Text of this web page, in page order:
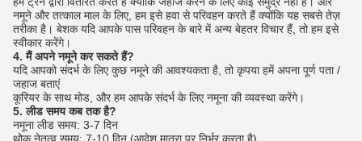
नमूने और तत्काल माल के लिए, हम इसे हवा से परिवहन करते हैं क्योंकि यह सबसे तेज़
तरीका है। बेशक यदि आपके पास परिवहन के बारे में अन्य बेहतर विचार हैं, तो हम इसे
स्वीकार करेंगे।
4. मैं अपने नमूने कर सकते हैं?
यदि आपको संदर्भ के लिए कुछ नमूने की आवश्यकता है, तो कृपया हमें अपना पूर्ण पता /
जहाज बताएं
कूरियर के साथ मोड, और हम आपके संदर्भ के लिए नमूना की व्यवस्था करेंगे।
5. लीड समय कब तक है?
नमूना लीड समय: 3-7 दिन